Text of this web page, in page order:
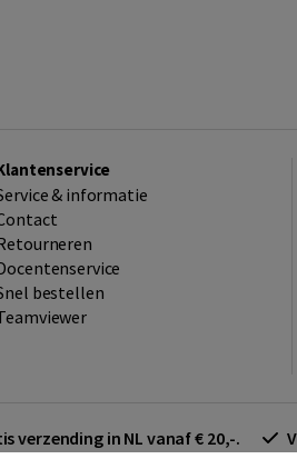
& informatie
bestellen
verzending in NL vanaf € 20,-.